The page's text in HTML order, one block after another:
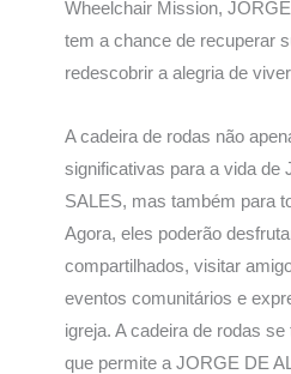
Wheelchair Mission,
tem a chance de recuperar
redescobrir a alegria de
A cadeira de rodas não
significativas para a vida de
SALES, mas também para
Agora, eles poderão
compartilhados, visitar
eventos comunitários e
igreja. A cadeira de rodas
que permite a JORGE DE